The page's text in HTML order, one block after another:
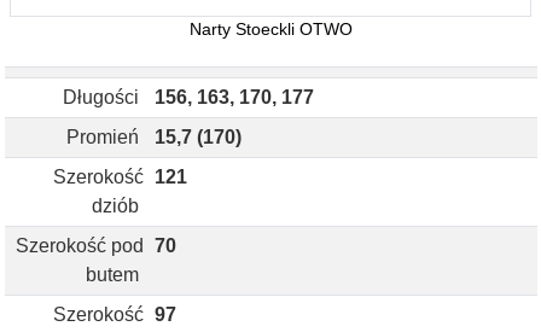
Narty Stoeckli OTWO
Długości
156, 163, 170, 177
Promień
15,7 (170)
Szerokość
dziób
121
Szerokość pod
butem
70
Szerokość 97